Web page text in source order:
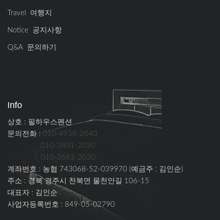
Travel 여행지
Notice 공지사항
Q&A 문의하기
Info
상호 : 필하우스펜션
문의전화 : 010-4938-2040
010-3801-2030
010-3583-2030
계좌번호 : 농협 743068-52-039970 (예금주 : 김인순)
주소 : 경북 경주시 천북면 물천안길 106-15
대표자 : 김인순
사업자등록번호 : 849-05-02790